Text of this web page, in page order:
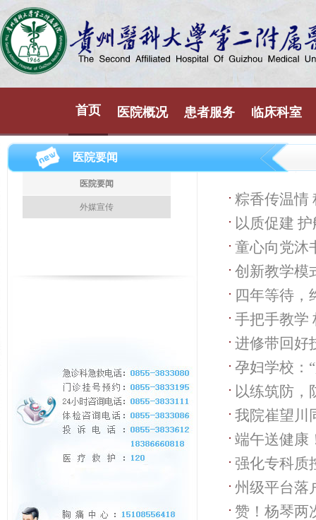
首页 医院概况 患者服务 临床科室
医院要闻
医院要闻
外媒宣传
粽香传温情
展端午暖心
以质促建
院开展专题
童心向党沐
创新教学
四年等待，
手把手教学
进修带回好
孕妇学校：
以练筑防
我院崔望川
端午送健康
强化专科质
造口质量管
州级平台落
赞！杨琴两